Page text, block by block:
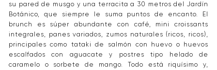
su pared de musgo y una terracita a 30 metros del Jardín
Botánico, que siempre le suma puntos de encanto. El
brunch es súper abundante con café, mini croissants
integrales, panes variados, zumos naturales (ricos, ricos),
principales como tataki de salmón con huevo o huevos
escalfados con aguacate y postres tipo helado de
caramelo o sorbete de mango. Todo está riquísimo y,